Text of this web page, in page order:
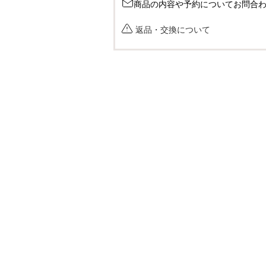
商品の内容や予約についてお問合
返品・交換について